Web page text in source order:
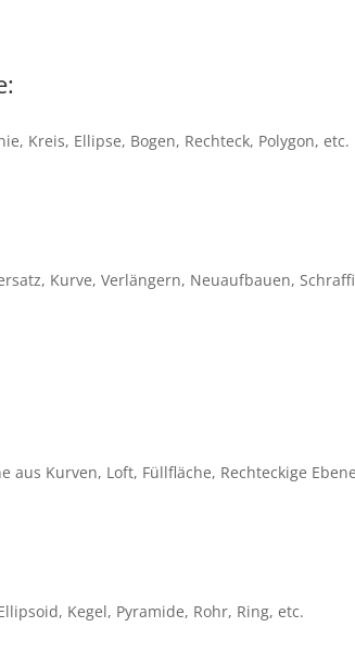
Kreis, Ellipse, Bogen, Rechteck, Polygon, etc.
Kurve, Verlängern, Neuaufbauen,
aus Kurven, Loft, Füllfläche, Rechteckige
Kegel, Pyramide, Rohr, Ring, etc.